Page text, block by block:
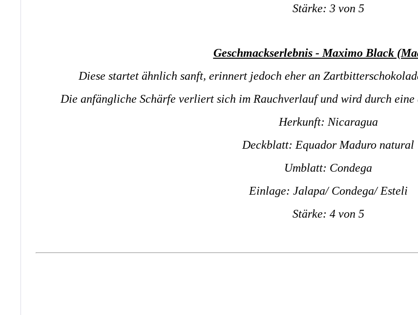
Stärke: 3 von 5
Geschmackserlebnis - Maximo Black
Diese startet ähnlich sanft, erinnert jedoch eher an
Die anfängliche Schärfe verliert sich im Rauchverlauf und wird durch eine
Herkunft: Nicaragua
Deckblatt: Equador Maduro natural
Umblatt: Condega
Einlage: Jalapa/ Condega/ Esteli
Stärke: 4 von 5